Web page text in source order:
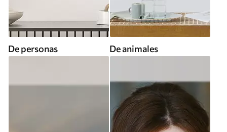
De personas De animales